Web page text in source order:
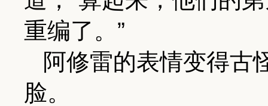
重编了。”
阿修雷的表情变得古
脸。